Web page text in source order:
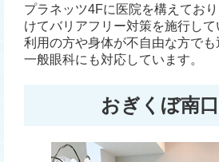
プラネッツ4Fに医院を構えてお
けてバリアフリー対策を施行し
利用の方や身体が不自由な方でも
一般眼科にも対応しています。
おぎくぼ南